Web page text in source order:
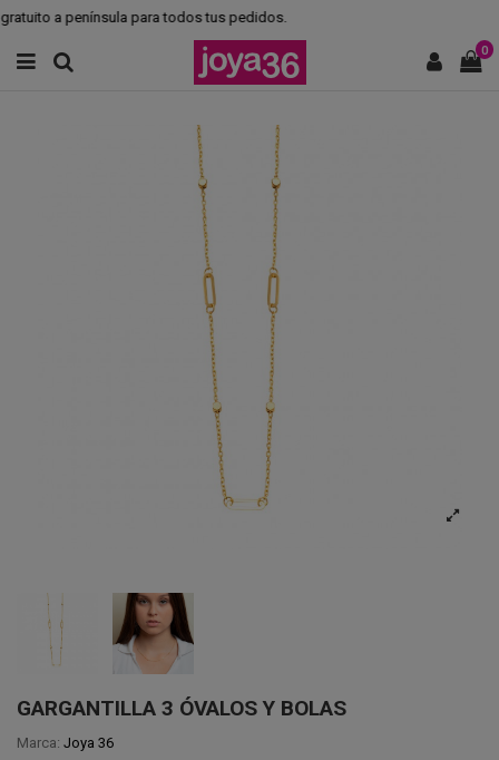
a península para todos tus pedidos.
0
GARGANTILLA 3 ÓVALOS Y BOLAS
Marca: Joya 36